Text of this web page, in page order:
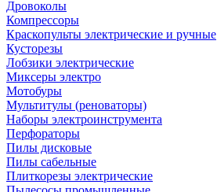
Дровоколы
Компрессоры
Краскопульты электрические и ручные
Кусторезы
Лобзики электрические
Миксеры электро
Мотобуры
Мультитулы (реноваторы)
Наборы электроинструмента
Перфораторы
Пилы дисковые
Пилы сабельные
Плиткорезы электрические